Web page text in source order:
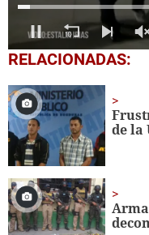
0
seconds
46
seconds
RELACIONADAS:
de la